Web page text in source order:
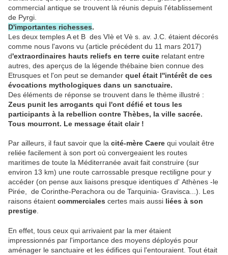
commercial antique se trouvent là réunis depuis l'établissement
de Pyrgi.
D'importantes richesses.
Les deux temples A et B des VIè et Vè s. av. J.C. étaient décorés
comme nous l'avons vu (article précédent du 11 mars 2017)
d'extraordinaires hauts reliefs en terre cuite relatant entre
autres, des aperçus de la légende thébaine bien connue des
Etrusques et l'on peut se demander quel était l''intérêt de ces
évocations mythologiques dans un sanctuaire.
Des éléments de réponse se trouvent dans le thème illustré :
Zeus punit les arrogants qui l'ont défié et tous les
participants à la rebellion contre Thèbes, la ville sacrée.
Tous mourront. Le message était clair !
Par ailleurs, il faut savoir que la cité-mère Caere qui voulait être
reliée facilement à son port où convergeaient les routes
maritimes de toute la Méditerranée avait fait construire (sur
environ 13 km) une route carrossable presque rectiligne pour y
accéder (on pense aux liaisons presque identiques d' Athènes -le
Pirée, de Corinthe-Perachora ou de Tarquinia- Gravisca...). Les
raisons étaient commerciales certes mais aussi liées à son
prestige
En effet, tous ceux qui arrivaient par la mer étaient
impressionnés par l'importance des moyens déployés pour
aménager le sanctuaire et les édifices qui l'entouraient. Tout était